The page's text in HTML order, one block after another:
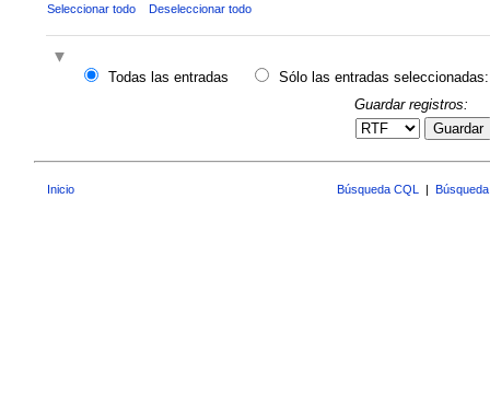
Seleccionar todo Deseleccionar todo
Todas las entradas
Sólo las entradas seleccionadas:
Guardar registros:
Guardar
Inicio Búsqueda CQL